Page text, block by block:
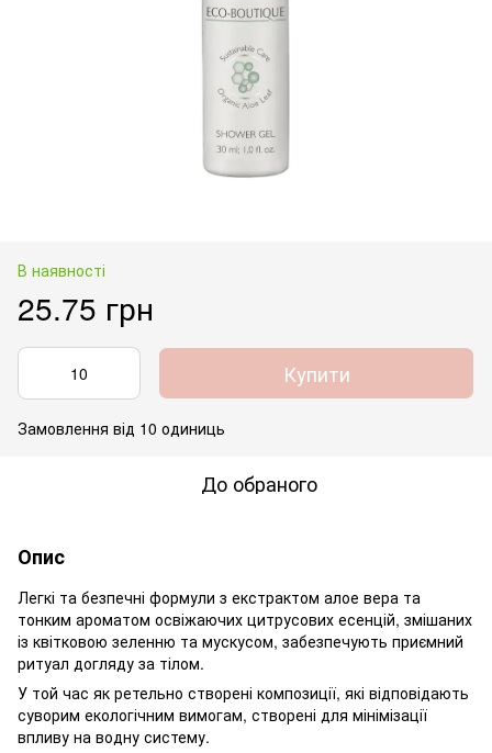
В наявності
25.75 грн
Купити
Замовлення від 10 одиниць
До обраного
Опис
Легкі та безпечні формули з екстрактом алое вера та
тонким ароматом освіжаючих цитрусових есенцій, змішаних
із квітковою зеленню та мускусом, забезпечують приємний
ритуал догляду за тілом.
У той час як ретельно створені композиції, які відповідають
суворим екологічним вимогам, створені для мінімізації
впливу на водну систему.